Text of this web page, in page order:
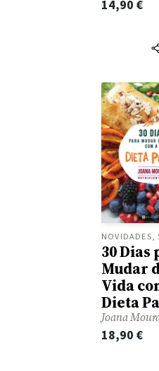
14,90 €
30 Dias
Mudar
Vida
Dieta
Joana
18,90 €